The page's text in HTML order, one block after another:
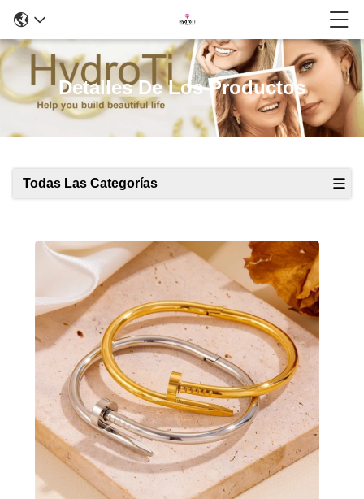
Detalles De Los Productos
Todas Las Categorías